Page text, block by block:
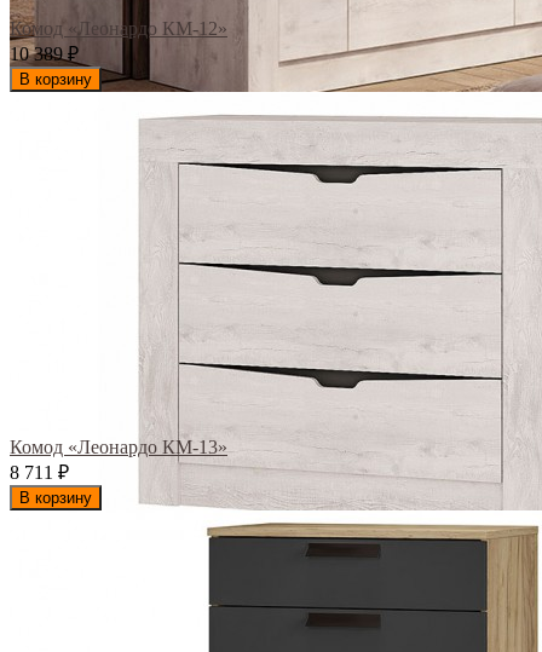
Комод «Леонардо КМ-12»
10 389 ₽
В корзину
Комод «Леонардо КМ-13»
8 711
₽
В корзину